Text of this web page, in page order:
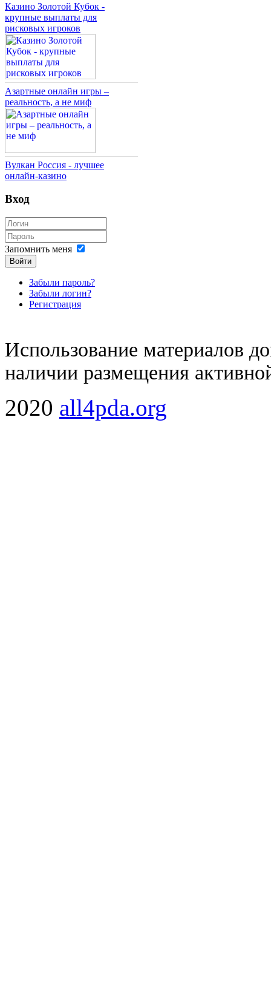
Казино Золотой Кубок -
крупные выплаты для
рисковых игроков
Азартные онлайн игры –
реальность, а не миф
Вулкан Россия - лучшее
онлайн-казино
Вход
Запомнить меня
Войти
Забыли пароль?
Забыли логин?
Регистрация
Использование материалов
наличии размещения
2020 all4pda.org